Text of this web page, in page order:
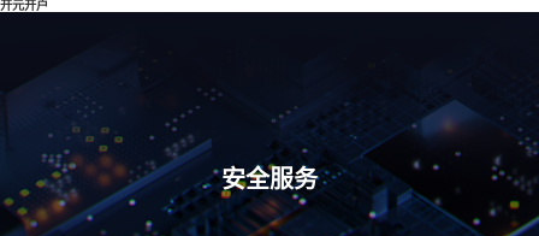
开元开户
安全服务